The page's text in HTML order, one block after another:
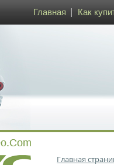
Главная Как
Главная